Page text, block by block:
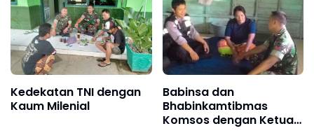
Kedekatan TNI dengan
Kaum Milenial
Babinsa dan
Bhabinkamtibmas
Komsos dengan Ketua